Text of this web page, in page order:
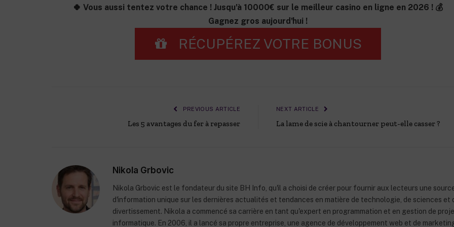
🍀 Vous aussi tentez votre chance ! Jusqu'à 10000€ sur le meilleur casino en ligne en 2026 ! 💰
Gagnez gros aujourd'hui !
RÉCUPÉREZ VOTRE BONUS
PREVIOUS ARTICLE
Les 5 avantages du fer à repasser
NEXT ARTICLE
La lame de scie à chantourner peut-elle casser ?
Nikola Grbovic
Nikola Grbovic est le fondateur du site BH Info, qu'il a choisi de créer pour fournir aux lecteurs une
d'information unique sur les dernières actualités et tendances en matière de technologie, de sciences et
divertissement. Nikola a commencé sa carrière en tant qu'expert en programmation et en gestion de
informatique. En 2006, il a lancé sa propre entreprise, une agence de développement web et de